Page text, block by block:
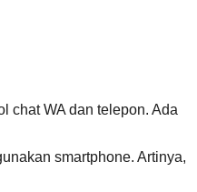
chat WA dan telepon. Ada
smartphone. Artinya,